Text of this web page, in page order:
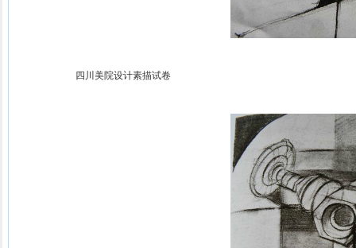
四川美院设计素描试卷